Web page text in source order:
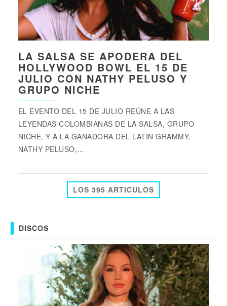
LA SALSA SE APODERA DEL
HOLLYWOOD BOWL EL 15 DE
JULIO CON NATHY PELUSO Y
GRUPO NICHE
EL EVENTO DEL 15 DE JULIO REÚNE A LAS
LEYENDAS COLOMBIANAS DE LA SALSA, GRUPO
NICHE, Y A LA GANADORA DEL LATIN GRAMMY,
NATHY PELUSO,...
LOS 395 ARTICULOS
DISCOS